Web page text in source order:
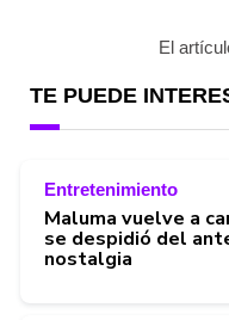
El
TE PUEDE
Entretenimiento
Maluma vuelve a
se despidió del
nostalgia